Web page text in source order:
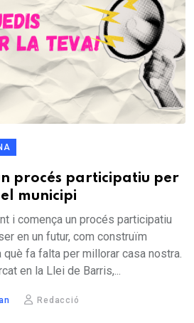
procés participatiu per
municipi
i comença un procés participatiu
en un futur, com construïm
fa falta per millorar casa nostra.
en la Llei de Barris,...
Redacció